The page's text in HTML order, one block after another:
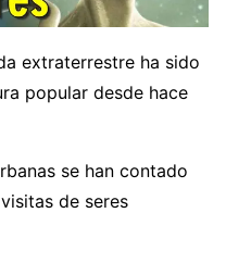
extraterrestre ha sido
popular desde hace
se han contado
de seres